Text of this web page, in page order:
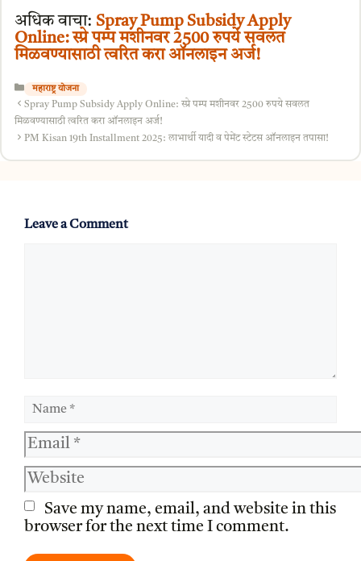
अधिक वाचा: Spray Pump Subsidy Apply
Online: स्प्रे पम्प मशीनवर 2500 रुपये सवलत
मिळवण्यासाठी त्वरित करा ऑनलाइन अर्ज!
Categories
महाराष्ट्र योजना
Spray Pump Subsidy Apply Online: स्प्रे पम्प मशीनवर 2500 रुपये सवलत
मिळवण्यासाठी त्वरित करा ऑनलाइन अर्ज!
PM Kisan 19th Installment 2025: लाभार्थी यादी व पेमेंट स्टेटस ऑनलाइन तपासा!
Leave a Comment
Name
Email
Website
Save my name, email, and website in this
browser for the next time I comment.